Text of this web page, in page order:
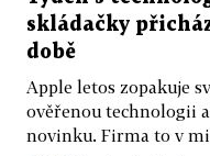
skládačky
době
Apple letos zopakuje
ověřenou technologii
novinku. Firma to v